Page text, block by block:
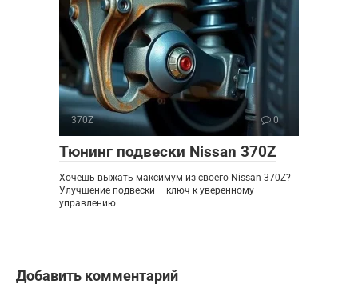
370Z 0
Тюнинг подвески Nissan 370Z
Хочешь выжать максимум из своего Nissan 370Z?
Улучшение подвески – ключ к уверенному
управлению
Добавить комментарий